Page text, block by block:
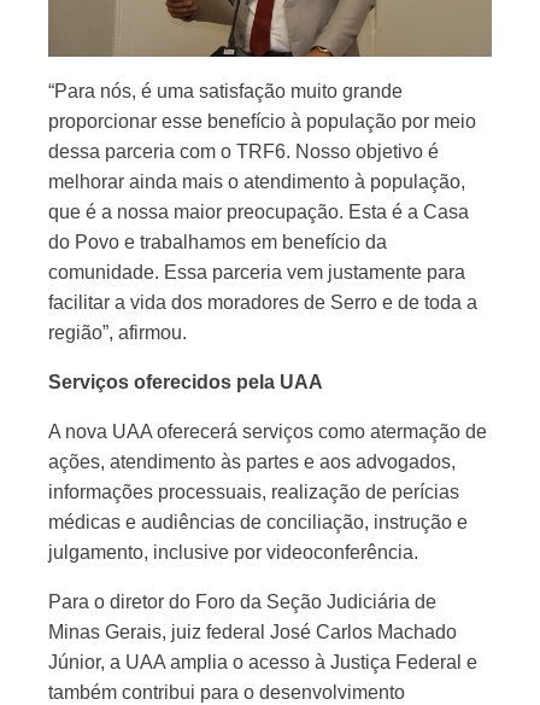
“Para nós, é uma satisfação muito grande
proporcionar esse benefício à população por meio
dessa parceria com o TRF6. Nosso objetivo é
melhorar ainda mais o atendimento à população,
que é a nossa maior preocupação. Esta é a Casa
do Povo e trabalhamos em benefício da
comunidade. Essa parceria vem justamente para
facilitar a vida dos moradores de Serro e de toda a
região”, afirmou.
Serviços oferecidos pela UAA
A nova UAA oferecerá serviços como atermação de
ações, atendimento às partes e aos advogados,
informações processuais, realização de perícias
médicas e audiências de conciliação, instrução e
julgamento, inclusive por videoconferência.
Para o diretor do Foro da Seção Judiciária de
Minas Gerais, juiz federal José Carlos Machado
Júnior, a UAA amplia o acesso à Justiça Federal e
também contribui para o desenvolvimento